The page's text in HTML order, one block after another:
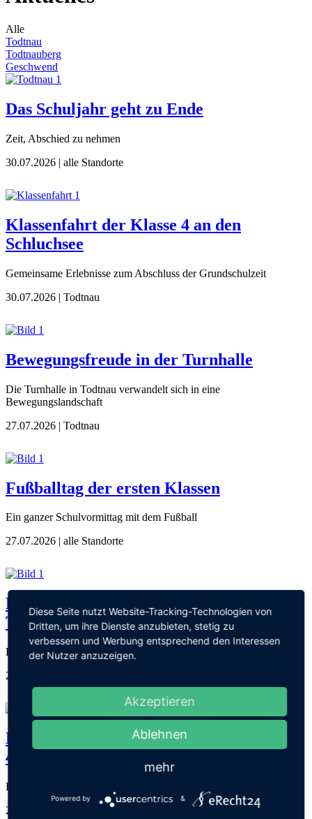
Alle
Todtnau
Todtnauberg
Geschwend
Das Schuljahr geht zu Ende
Zeit, Abschied zu nehmen
30.07.2026 | alle Standorte
Klassenfahrt der Klasse 4 an den
Schluchsee
Gemeinsame Erlebnisse zum Abschluss der Grundschulzeit
30.07.2026 | Todtnau
Bewegungsfreude in der Turnhalle
Die Turnhalle in Todtnau verwandelt sich in eine
Bewegungslandschaft
27.07.2026 | Todtnau
Fußballtag der ersten Klassen
Ein ganzer Schulvormittag mit dem Fußball
27.07.2026 | alle Standorte
Ereignisreiche Schulwochen am Standort
Todtnauberg
Ein gelungener Abschluss des Schuljahres
27.07.2026
Naturparkmodul "Tourismus" der Klasse
4
Besuch in der Touristeninformation in Todtnau
26.07.2026
Diese Seite nutzt Website-Tracking-Technologien von
Dritten, um ihre Dienste anzubieten, stetig zu
verbessern und Werbung entsprechend den Interessen
der Nutzer anzuzeigen.
Akzeptieren
Ablehnen
mehr
Powered by &